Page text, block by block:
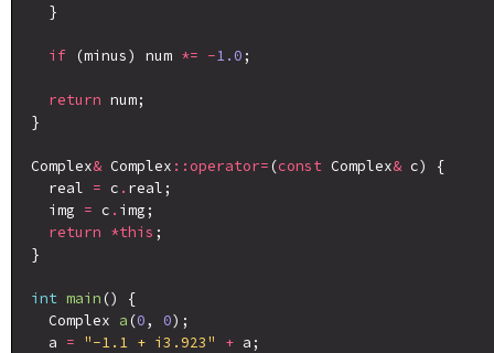
  }
if (minus) num *= -1.0 ;
return num;
}
Complex& Complex ::operator= (const Complex& c) {
  real
= c . real;
  img
= c . img;
return *this ;
}
int main () {
  Complex
a (0, 0);
  a
= "-1.1 + i3.923" + a;